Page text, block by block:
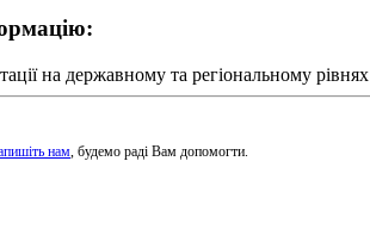
на державному та регіональному рівнях
нам, будемо раді Вам допомогти.